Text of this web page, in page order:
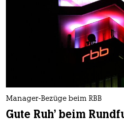
Manager-Bezüge beim RBB
Gute Ruh' beim